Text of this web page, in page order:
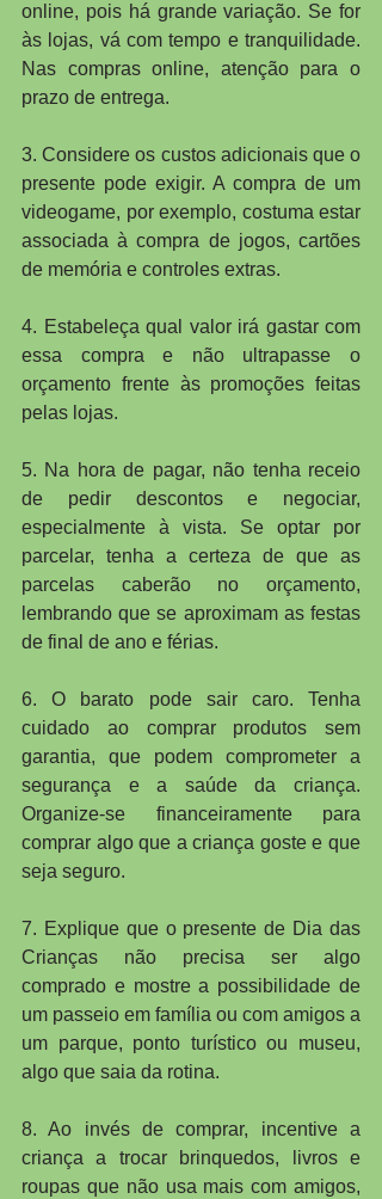
online, pois há grande variação. Se for
às lojas, vá com tempo e tranquilidade.
Nas compras online, atenção para o
prazo de entrega.
3. Considere os custos adicionais que o
presente pode exigir. A compra de um
videogame, por exemplo, costuma estar
associada à compra de jogos, cartões
de memória e controles extras.
4. Estabeleça qual valor irá gastar com
essa compra e não ultrapasse o
orçamento frente às promoções feitas
pelas lojas.
5. Na hora de pagar, não tenha receio
de pedir descontos e negociar,
especialmente à vista. Se optar por
parcelar, tenha a certeza de que as
parcelas caberão no orçamento,
lembrando que se aproximam as festas
de final de ano e férias.
6. O barato pode sair caro. Tenha
cuidado ao comprar produtos sem
garantia, que podem comprometer a
segurança e a saúde da criança.
Organize-se financeiramente para
comprar algo que a criança goste e que
seja seguro.
7. Explique que o presente de Dia das
Crianças não precisa ser algo
comprado e mostre a possibilidade de
um passeio em família ou com amigos a
um parque, ponto turístico ou museu,
algo que saia da rotina.
8. Ao invés de comprar, incentive a
criança a trocar brinquedos, livros e
roupas que não usa mais com amigos,